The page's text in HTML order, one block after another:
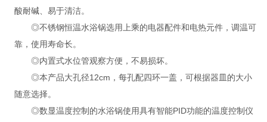
酸耐碱、易于清洁。
◎不锈钢恒温水浴锅选用上乘的电器配件和电热元件，调温可
靠，使用寿命长。
◎内置式水位管观察方便，不易损坏。
◎本产品大孔径12cm，每孔配四环一盖，可根据器皿的大小
随意选择。
◎数显温度控制的水浴锅使用具有智能PID功能的温度控制仪